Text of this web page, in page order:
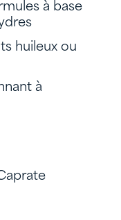
à base
huileux ou
à